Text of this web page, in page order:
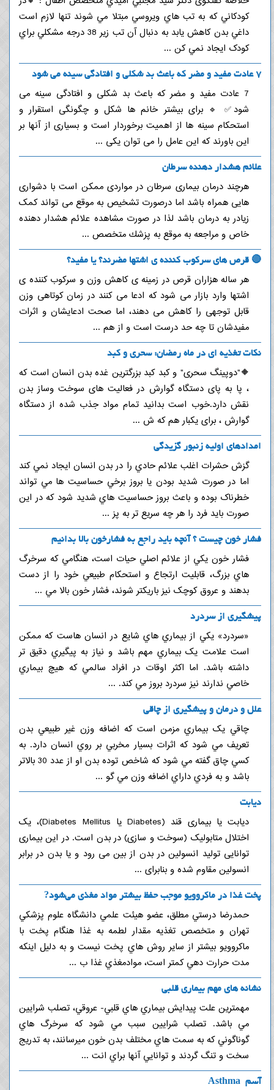
کودکاني که به تب هاي ويروسي مبتلا مي شوند تنها لازم است
داغي بدن کاهش يابد به دنبال آن تب زير 38 درجه مشکلي براي
کودک ايجاد نمي کن ...
7 عادت مفید و مضر که باعث بد شکلی و افتادگی سینه می شود
7 عادت مفید و مضر که باعث بد شکلی و افتادگی سینه می
شود✅ 🔹 برای بیشتر خانم ها شکل و چگونگی استقرار و
استحکام سینه ها از اهمیت برخوردار است و بسیاری از آنها بر
این باورند که این عامل را می توان یکی ...
علائم هشدار دهنده سرطان
هرچند درمان بیماری سرطان در مواردی ممکن است با دشواری
هایی همراه باشد اما درصورت تشخیص به موقع می تواند کمک
زیادر به درمان باشد لذا در صورت مشاهده علائم هشدار دهنده
خاص و مراجعه به موقع به پزشك متخصص ...
🔴 قرص های سرکوب کننده ی اشتها مضرند؟ یا مفید؟
هر ساله هزاران قرص در زمینه ی کاهش وزن و سرکوب کننده ی
اشتها وارد بازار می شود که ادعا می کنند در زمان کوتاهی وزن
قابل توجهی را کاهش می دهند، اما صحت ادعایشان و اثرات
مفیدشان تا چه حد درست است و از هم ...
نکات تغذیه ای در ماه رمضان: سحری و کبد
🔶"دوپینگ سحری" و کبد کبد بزرگترین غده بدن انسان است که
، پا به پای دستگاه گوارش در فعالیت های سوخت وساز بدن
نقش دارد.خوب است بدانید تمام مواد جذب شده از دستگاه
گوارش ، برای یکبار هم که ش ...
امدادهای اولیه زنبور گزیدگی
گزش حشرات اغلب علائم حادي را در بدن انسان ايجاد نمي کند
اما در صورت شديد بودن يا بروز برخي حساسيت ها مي تواند
خطرناک بوده و باعث بروز حساسيت هاي شديد شود که در اين
صورت بايد فرد را هر چه سريع تر به پز ...
فشار خون چیست ؟ آنچه باید راجع به فشارخون بالا بدانیم
فشار خون يکي از علائم اصلي حيات است، هنگامي که سرخرگ
هاي بزرگ، قابليت ارتجاع و استحکام طبيعي خود را از دست
بدهند و عروق کوچک نيز باريکتر شوند، فشار خون بالا مي ...
پیشگیری از سردرد
«سردرد» يکي از بيماري هاي شايع در انسان هاست که ممکن
است علامت يک بيماري مهم باشد و نياز به پيگيري دقيق تر
داشته باشد. اما اکثر اوقات در افراد سالمي که هيچ بيماري
خاصي ندارند نيز سردرد بروز مي کند. ...
علل و درمان و پیشگیری از چاقی
چاقي يک بيماري مزمن است که اضافه وزن غير طبيعي بدن
تعريف مي شود که اثرات بسيار مخربي بر روي انسان دارد. به
کسي چاق گفته مي شود که شاخص توده بدن او از عدد 30 بالاتر
باشد و به فردي داراي اضافه وزن مي گو ...
دیابت
دیابت یا بیماری قند (Diabetes یا Diabetes Mellitus)، یک
اختلال متابولیک (سوخت و سازی) در بدن است. در این بیماری
توانایی تولید انسولین در بدن از بین می رود و یا بدن در برابر
انسولین مقاوم شده و بنابرای ...
پخت غذا در ماكروويو موجب حفظ بيشتر مواد مغذي مي‌شود?
حمدرضا درستي مطلق، عضو هيئت علمي دانشگاه علوم پزشكي
تهران و متخصص تغذيه مقدار لطمه به غذا هنگام پخت با
ماكروويو بيشتر از ساير روش هاي پخت نيست و به دليل اينكه
مدت حرارت دهي كمتر است، موادمغذي غذا ب ...
نشانه های مهم بیماری قلبی
مهمترين علت پيدايش بيماري هاي قلبي- عروقي، تصلب شرايين
مي باشد. تصلب شرايين سبب مي شود كه سرخرگ هاي
گوناگوني كه به سمت هاي مختلف بدن خون مي‏رسانند، به تدريج
سخت و تنگ گردند و توانايي آنها براي انت ...
آسم Asthma